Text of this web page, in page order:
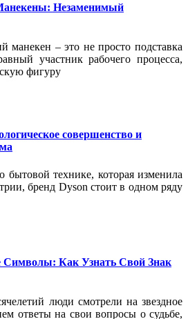
Незаменимый
манекен – это не просто подставка
участник рабочего процесса,
фигуру
совершенство и
бытовой технике, которая изменила
бренд Dyson стоит в одном ряду
Символы: Как Узнать Свой Знак
люди смотрели на звездное
ответы на свои вопросы о судьбе,